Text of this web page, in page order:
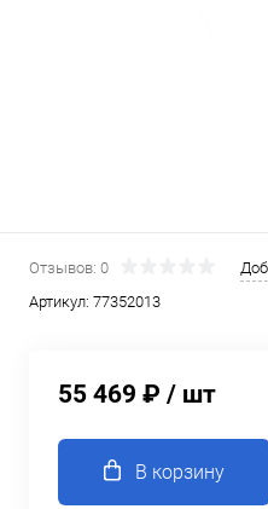
Отзывов: 0
Артикул: 77352013
55 469 ₽ / шт
В корзину